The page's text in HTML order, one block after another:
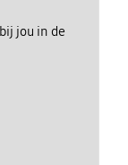
jou in de